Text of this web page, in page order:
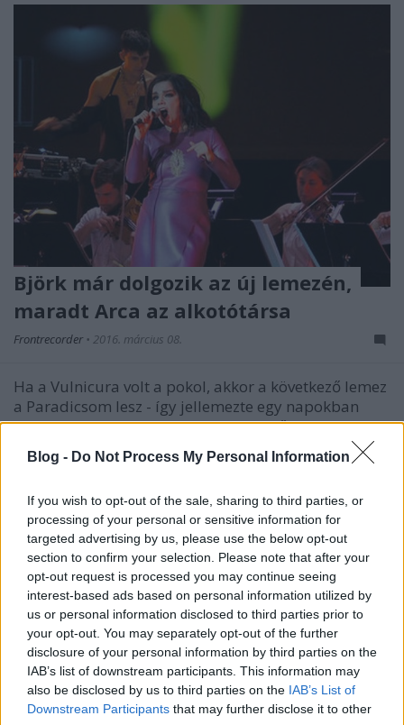
Blog - Do Not Process My Personal Information
If you wish to opt-out of the sale, sharing to third parties, or
processing of your personal or sensitive information for
targeted advertising by us, please use the below opt-out
section to confirm your selection. Please note that after your
opt-out request is processed you may continue seeing
interest-based ads based on personal information utilized by
us or personal information disclosed to third parties prior to
your opt-out. You may separately opt-out of the further
disclosure of your personal information by third parties on the
IAB’s list of downstream participants. This information may
also be disclosed by us to third parties on the IAB’s List of
Downstream Participants that may further disclose it to other
Björk már dolgozik az új lemezén,
maradt Arca az alkotótársa
Frontrecorder • 2016. március 08.
Ha a Vulnicura volt a pokol, akkor a következő lemez
a Paradicsom lesz - így jellemezte egy napokban
publikált interjúban Björk a következő albumát,
melyen ismét a venezuelai születésű producer, Arca
a zenei partnere.